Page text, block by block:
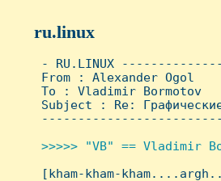
ru.linux
- RU.LINUX
From : Alexander
To : Vladimir Bormotov
Subject : Re:
>>>>> "VB" == Vladimir
[kham-kham-